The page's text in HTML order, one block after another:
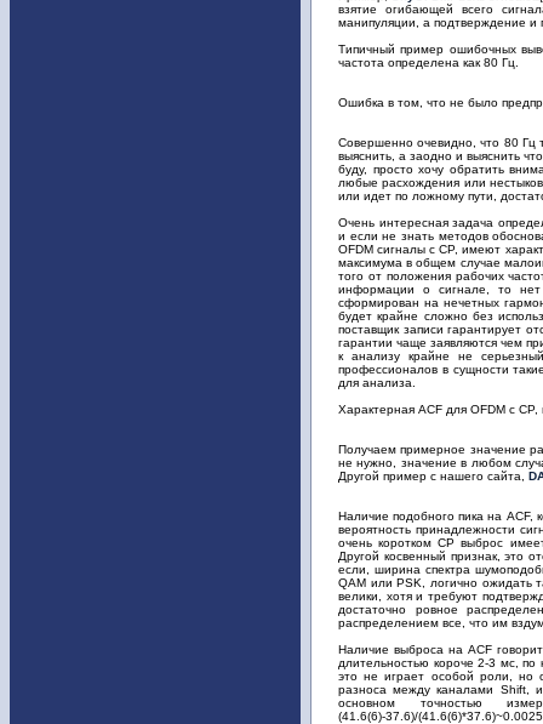
взятие огибающей всего
манипуляции, а подтверждение и
Типичный пример ошибочных
частота определена как 80 Гц.
Ошибка в том, что не было
Совершенно очевидно, что 80 Гц
выяснить, а заодно и выяснить
буду, просто хочу обратить
любые расхождения или
или идет по ложному пути,
Очень интересная задача
и если не знать методов
OFDM сигналы с CP, имеют
максимума в общем случае
того от положения рабочих
информации о сигнале, то нет
сформирован на нечетных
будет крайне сложно без
поставщик записи гарантирует
гарантии чаще заявляются чем
к анализу крайне не
профессионалов в сущности
для анализа.
Характерная ACF для OFDM с
Получаем примерное значение
не нужно, значение в любом
Другой пример с нашего сайта,
Наличие подобного пика на ACF,
вероятность принадлежности
очень коротком CP выброс
Другой косвенный признак, это
если, ширина спектра
QAM или PSK, логично ожидать
велики, хотя и требуют
достаточно ровное
распределением все, что им
Наличие выброса на ACF
длительностью короче 2-3 мс,
это не играет особой роли, но
разноса между каналами Shift, и
основном точностью
(41.6(6)-37.6)/